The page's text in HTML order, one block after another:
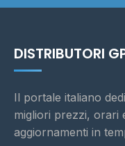
DISTRIBUTORI
Il portale italiano
migliori prezzi, orari
aggiornamenti in